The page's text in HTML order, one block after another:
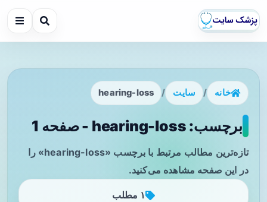
خانه / سایت /
hearing-loss
برچسب: hearing-loss - صفحه 1
تازه‌ترین مطالب مرتبط با برچسب «hearing-loss» را
در این صفحه مشاهده می‌کنید.
۱ مطلب